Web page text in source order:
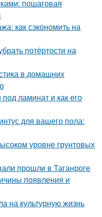
пошаговая
как сэкономить на
потёртости на
в домашних
ламинат и как его
для вашего пола:
уровне грунтовых
прошли в Таганроге
появления и
на культурную жизнь